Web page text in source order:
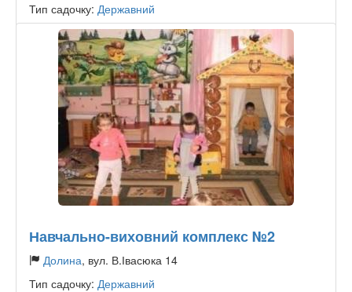
Тип садочку: Державний
Навчально-виховний комплекс №2
Долина, вул. В.Івасюка 14
Тип садочку: Державний